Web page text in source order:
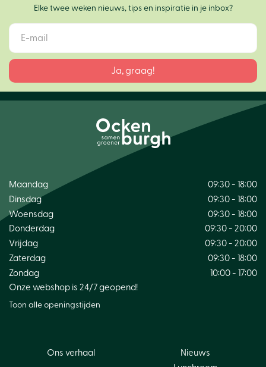
Elke twee weken nieuws, tips en inspiratie in je inbox?
Maandag
09:30 - 18:00
Dinsdag
09:30 - 18:00
Woensdag
09:30 - 18:00
Donderdag
09:30 - 20:00
Vrijdag
09:30 - 20:00
Zaterdag
09:30 - 18:00
Zondag
10:00 - 17:00
Onze webshop is 24/7 geopend!
Toon alle openingstijden
Ons verhaal
Nieuws